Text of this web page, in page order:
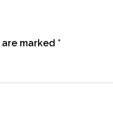
marked *